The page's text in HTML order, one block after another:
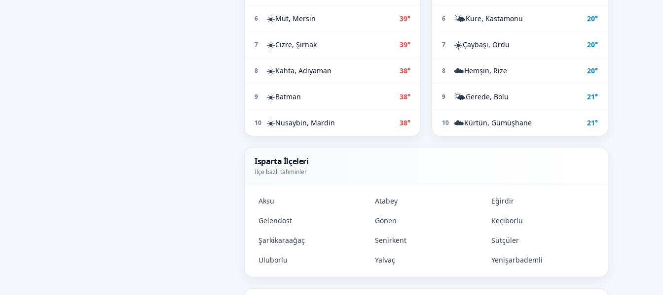
6 ☀️Mut, Mersin 39°
7 ☀️Cizre, Şırnak 39°
8 ☀️Kahta, Adıyaman 38°
9 ☀️Batman 38°
10 ☀️Nusaybin, Mardin 38°
6 🌤️Küre, Kastamonu 20°
7 ☀️Çaybaşı, Ordu 20°
8 ☁️Hemşin, Rize 20°
9 🌤️Gerede, Bolu 21°
10 ☁️Kürtün, Gümüşhane 21°
Isparta İlçeleri
İlçe bazlı tahminler
Aksu Atabey Eğirdir
Gelendost Gönen Keçiborlu
Şarkikaraağaç Senirkent Sütçüler
Uluborlu Yalvaç Yenişarbademli